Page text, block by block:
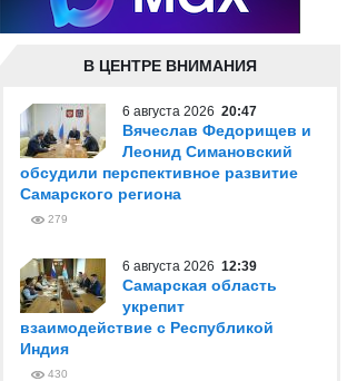
В ЦЕНТРЕ ВНИМАНИЯ
6 августа 2026 20:47
Вячеслав Федорищев и
Леонид Симановский
обсудили перспективное развитие
Самарского региона
279
6 августа 2026 12:39
Самарская область
укрепит
взаимодействие с Республикой
Индия
430